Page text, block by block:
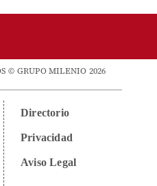
© GRUPO MILENIO 2026
Directorio
Privacidad
Aviso Legal